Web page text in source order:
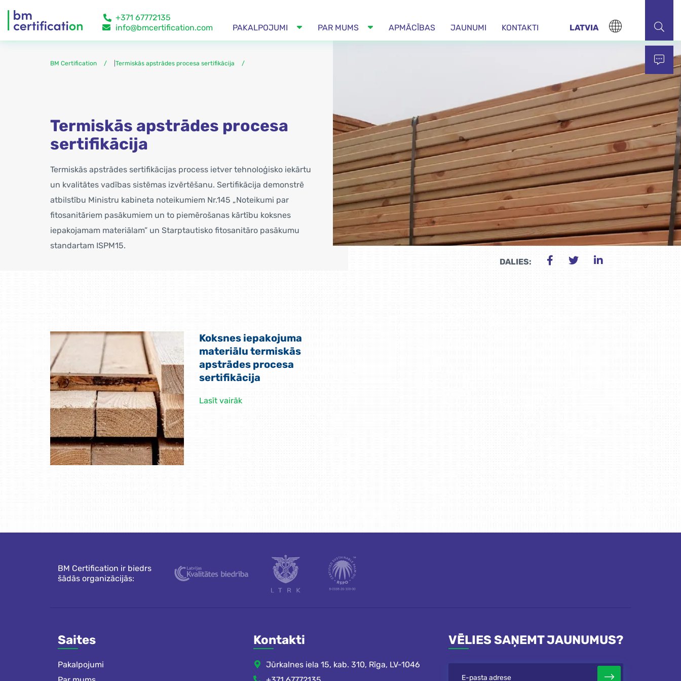
+371 67772135
info@bmcertification.com
PAKALPOJUMI PAR MUMS APMĀCĪBAS JAUNUMI KONTAKTI LATVIA
BM Certification Termiskās apstrādes procesa sertifikācija
Termiskās apstrādes procesa
sertifikācija
Termiskās apstrādes sertifikācijas process ietver tehnoloģisko iekārtu
un kvalitātes vadības sistēmas izvērtēšanu. Sertifikācija demonstrē
atbilstību Ministru kabineta noteikumiem Nr.145 „Noteikumi par
fitosanitāriem pasākumiem un to piemērošanas kārtību koksnes
iepakojamam materiālam” un Starptautisko fitosanitāro pasākumu
standartam ISPM15.
DALIES:
Koksnes iepakojuma
materiālu termiskās
apstrādes procesa
sertifikācija
Lasīt vairāk
BM Certification ir biedrs
šādās organizācijās:
Saites
Pakalpojumi
Kontakti
Jūrkalnes iela 15, kab. 310, Rīga, LV-1046
VĒLIES SAŅEMT JAUNUMUS?